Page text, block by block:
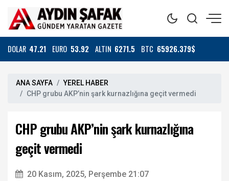
DOLAR 47.21 EURO 53.92 ALTIN 6271.5 BTC 65926.379$
ANA SAYFA
YEREL HABER
CHP grubu AKP’nin şark kurnazlığına geçit vermedi
CHP grubu AKP’nin şark kurnazlığına
geçit vermedi
20 Kasım, 2025, Perşembe 21:07